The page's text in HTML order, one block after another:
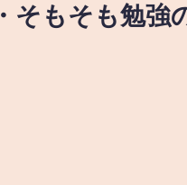
・そもそも勉